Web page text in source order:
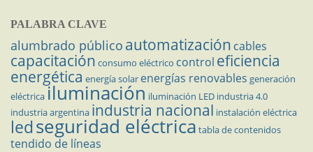
PALABRA CLAVE
alumbrado público automatización cables
capacitación consumo eléctrico control eficiencia
energética energía solar energías renovables generación
eléctricailuminación iluminación LED industria 4.0
industria argentina industria nacional instalación eléctrica
ledseguridad eléctrica tabla de contenidos
tendido de líneas